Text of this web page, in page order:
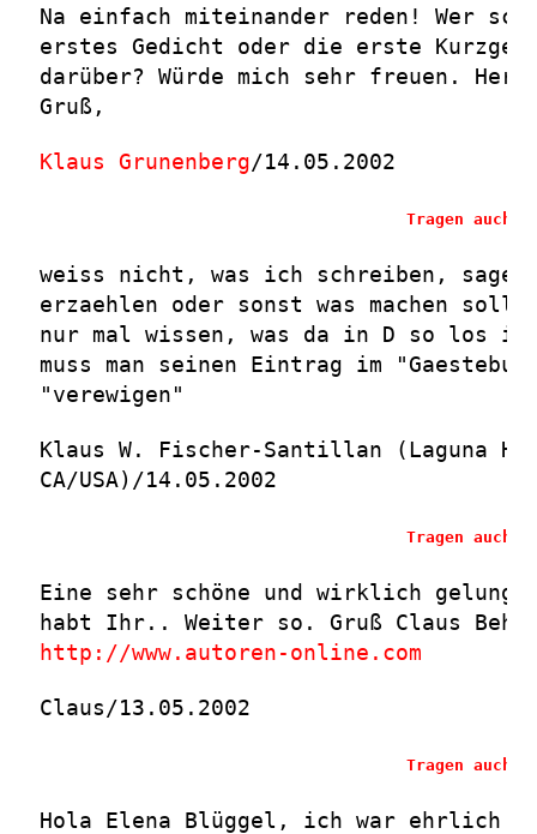
Na einfach miteinander reden! Wer
erstes Gedicht oder die erste
darüber? Würde mich sehr freuen.
Gruß,
Klaus Grunenberg/14.05.2002
Tragen auch
weiss nicht, was ich schreiben,
erzaehlen oder sonst was machen
nur mal wissen, was da in D so los
muss man seinen Eintrag im
"verewigen"
Klaus W. Fischer-Santillan (Laguna
CA/USA)/14.05.2002
Tragen auch
Eine sehr schöne und wirklich
habt Ihr.. Weiter so. Gruß Claus
http://www.autoren-online.com
Claus/13.05.2002
Tragen auch
Hola Elena Blüggel, ich war ehrlich